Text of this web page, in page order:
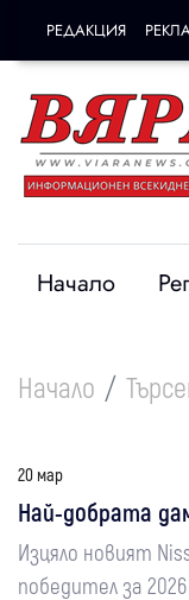
РЕДАКЦИЯ
Начало
Начало
20 мар
Най-добрата
Изцяло новият
победител за